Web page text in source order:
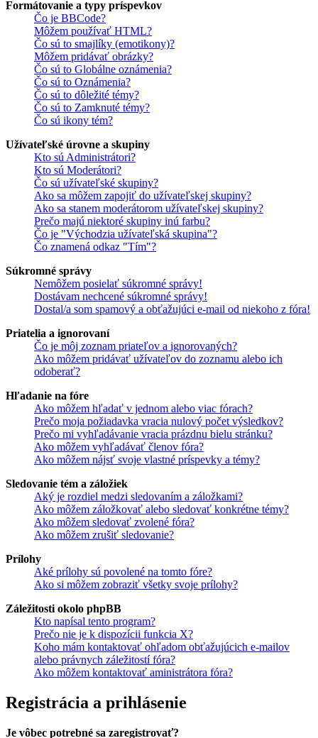
Formátovanie a typy príspevkov
Čo je BBCode?
Môžem používať HTML?
Čo sú to smajlíky (emotikony)?
Môžem pridávať obrázky?
Čo sú to Globálne oznámenia?
Čo sú to Oznámenia?
Čo sú to dôležité témy?
Čo sú to Zamknuté témy?
Čo sú ikony tém?
Užívateľské úrovne a skupiny
Kto sú Administrátori?
Kto sú Moderátori?
Čo sú užívateľské skupiny?
Ako sa môžem zapojiť do užívateľskej skupiny?
Ako sa stanem moderátorom užívateľskej skupiny?
Prečo majú niektoré skupiny inú farbu?
Čo je "Východzia užívateľská skupina"?
Čo znamená odkaz "Tím"?
Súkromné správy
Nemôžem posielať súkromné správy!
Dostávam nechcené súkromné správy!
Dostal/a som spamový a obťažujúci e-mail od niekoho z fóra!
Priatelia a ignorovaní
Čo je môj zoznam priateľov a ignorovaných?
Ako môžem pridávať užívateľov do zoznamu alebo ich
odoberať?
Hľadanie na fóre
Ako môžem hľadať v jednom alebo viac fórach?
Prečo moja požiadavka vracia nulový počet výsledkov?
Prečo mi vyhľadávanie vracia prázdnu bielu stránku?
Ako môžem vyhľadávať členov fóra?
Ako môžem nájsť svoje vlastné príspevky a témy?
Sledovanie tém a záložiek
Aký je rozdiel medzi sledovaním a záložkami?
Ako môžem záložkovať alebo sledovať konkrétne témy?
Ako môžem sledovať zvolené fóra?
Ako môžem zrušiť sledovanie?
Prílohy
Aké prílohy sú povolené na tomto fóre?
Ako si môžem zobraziť všetky svoje prílohy?
Záležitosti okolo phpBB
Kto napísal tento program?
Prečo nie je k dispozícii funkcia X?
Koho mám kontaktovať ohľadom obťažujúcich e-mailov
alebo právnych záležitostí fóra?
Ako môžem kontaktovať aministrátora fóra?
Registrácia a prihlásenie
Je vôbec potrebné sa zaregistrovať?